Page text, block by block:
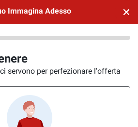
Immagina Adesso
servono per perfezionare l'offerta